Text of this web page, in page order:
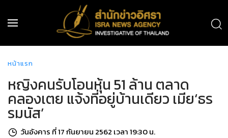
หน้าแรก
หญิงคนรับโอนหุ้น 51 ล้าน ตลาด
คลองเตย แจ้งที่อยู่บ้านเดียว เมีย‘ธร
รมนัส’
วันอังคาร ที่ 17 กันยายน 2562 เวลา 19:30 น.